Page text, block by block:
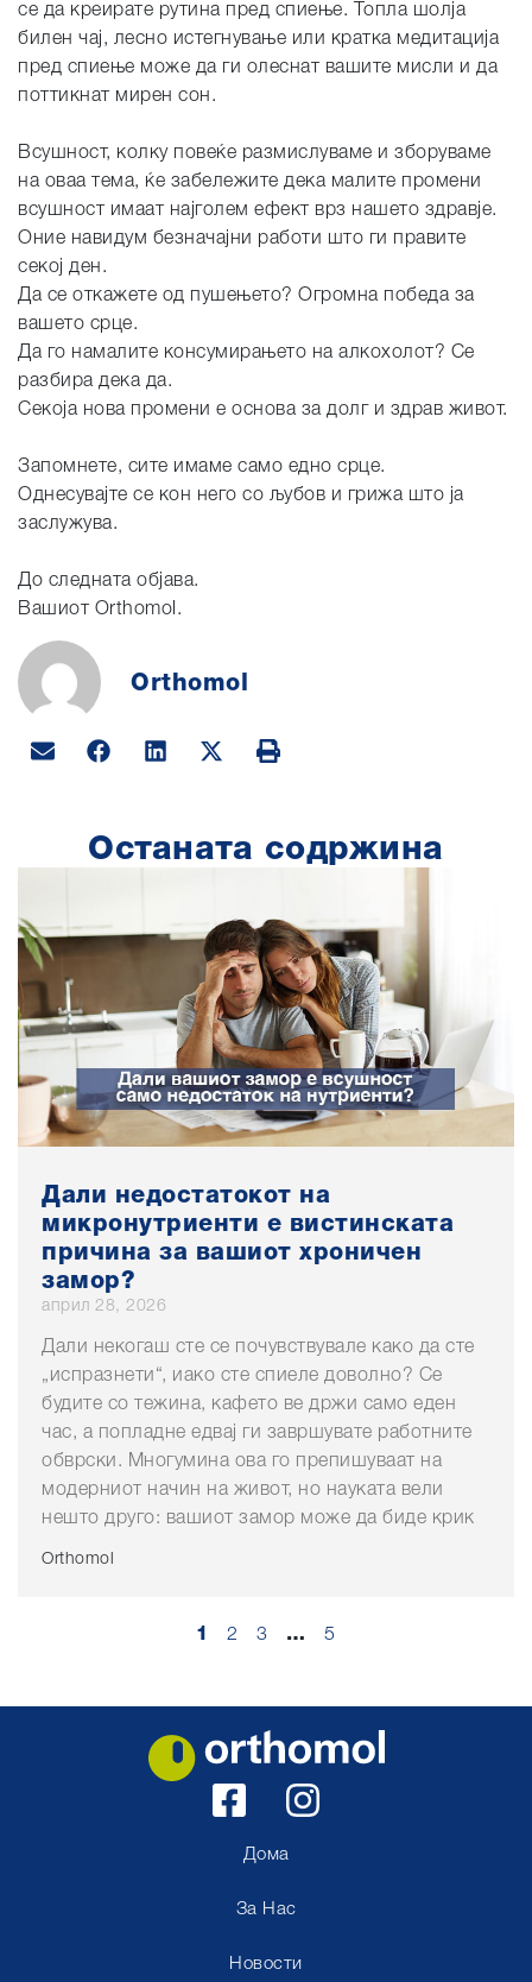
се да креирате рутина пред спиење. Топла шолја
билен чај, лесно истегнување или кратка медитација
пред спиење може да ги олеснат вашите мисли и да
поттикнат мирен сон.
Всушност, колку повеќе размислуваме и зборуваме
на оваа тема, ќе забележите дека малите промени
всушност имаат најголем ефект врз нашето здравје.
Оние навидум безначајни работи што ги правите
секој ден.
Да се откажете од пушењето? Огромна победа за
вашето срце.
Да го намалите консумирањето на алкохолот? Се
разбира дека да.
Секоја нова промени е основа за долг и здрав живот.
Запомнете, сите имаме само едно срце.
Однесувајте се кон него со љубов и грижа што ја
заслужува.
До следната објава.
Вашиот Orthomol.
Orthomol
Останата содржина
Дали недостатокот на
микронутриенти е вистинската
причина за вашиот хроничен
замор?
април 28, 2026
Дали некогаш сте се почувствувале како да сте
„испразнети“, иако сте спиеле доволно? Се
будите со тежина, кафето ве држи само еден
час, а попладне едвај ги завршувате работните
обврски. Многумина ова го препишуваат на
модерниот начин на живот, но науката вели
нешто друго: вашиот замор може да биде крик
Orthomol
1 2 3 … 5
Дома
За Нас
Новости